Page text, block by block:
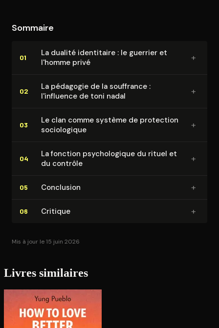
Sommaire
01
La dualité identitaire : le guerrier et
l'homme privé
+
02
La pédagogie de la souffrance :
l'influence de toni nadal
+
03
Le clan comme système de protection
so­cio­lo­gique
+
04
La fonction psy­cho­lo­gique du rituel et
du contrôle
+
05 Conclusion +
06 Critique +
Mis à jour le 15 juin 2026
Livres similaires